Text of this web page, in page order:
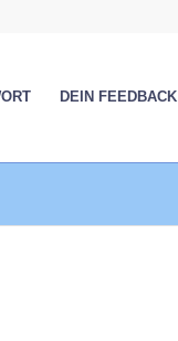
DEIN FEEDBACK